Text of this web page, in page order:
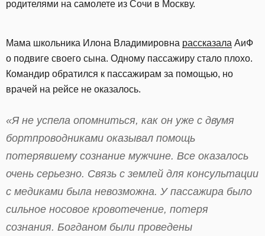
родителями на самолете из Сочи в Москву.
Мама школьника Илона Владимировна рассказала АиФ
о подвиге своего сына. Одному пассажиру стало плохо.
Командир обратился к пассажирам за помощью, но
врачей на рейсе не оказалось.
«Я не успела опомниться, как он уже с двумя
бортпроводниками оказывал помощь
потерявшему сознание мужчине. Все оказалось
очень серьезно. Связь с землей для консультации
с медиками была невозможна. У пассажира было
сильное носовое кровотечение, потеря
сознания. Богданом были проведены